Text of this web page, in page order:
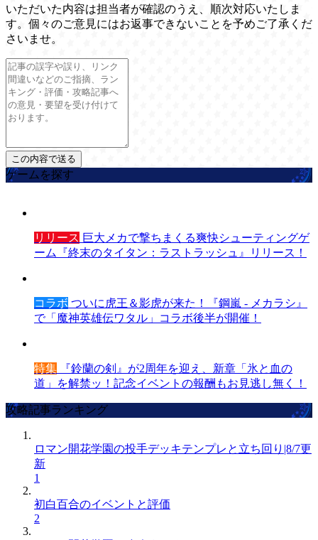
いただいた内容は担当者が確認のうえ、順次対応いたしま
す。個々のご意見にはお返事できないことを予めご了承くだ
さいませ。
ゲームを探す
リリース 巨大メカで撃ちまくる爽快シューティングゲ
ーム『終末のタイタン：ラストラッシュ』リリース！
コラボ ついに虎王＆影虎が来た！『鋼嵐 - メカラシ』
で「魔神英雄伝ワタル」コラボ後半が開催！
特集 『鈴蘭の剣』が2周年を迎え、新章「氷と血の
道」を解禁ッ！記念イベントの報酬もお見逃し無く！
攻略記事ランキング
ロマン開花学園の投手デッキテンプレと立ち回り|8/7更
新
1
初白百合のイベントと評価
2